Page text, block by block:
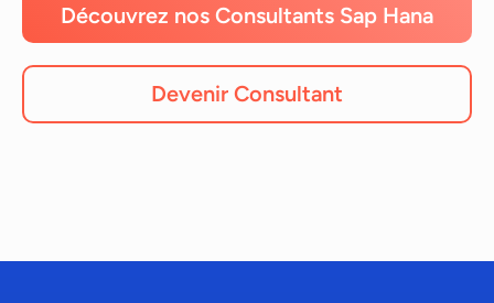
Découvrez nos Consultants Sap Hana
Devenir Consultant